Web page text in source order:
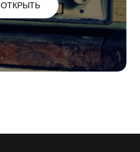
ОТКРЫТЬ